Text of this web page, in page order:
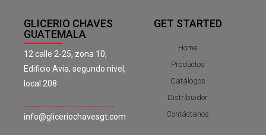
GLICERIO CHAVES
GUATEMALA
12 calle 2-25, zona 10,
Edificio Avia, segundo nivel,
local 208
info@gliceriochavesgt.com
GET STARTED
Home
Productos
Catálogos
Distribuidor
Contáctanos